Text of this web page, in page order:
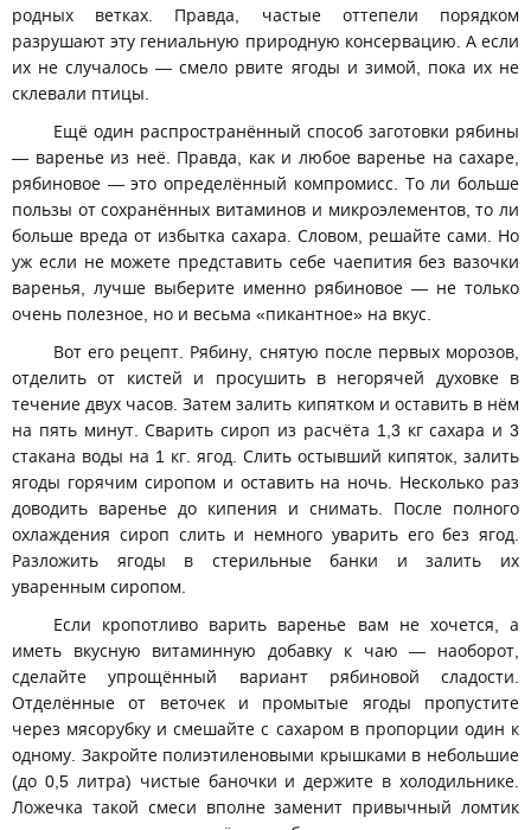
родных ветках. Правда, частые оттепели порядком
разрушают эту гениальную природную консервацию. А если
их не случалось — смело рвите ягоды и зимой, пока их не
склевали птицы.
Ещё один распространённый способ заготовки рябины
— варенье из неё. Правда, как и любое варенье на сахаре,
рябиновое — это определённый компромисс. То ли больше
пользы от сохранённых витаминов и микроэлементов, то ли
больше вреда от избытка сахара. Словом, решайте сами. Но
уж если не можете представить себе чаепития без вазочки
варенья, лучше выберите именно рябиновое — не только
очень полезное, но и весьма «пикантное» на вкус.
Вот его рецепт. Рябину, снятую после первых морозов,
отделить от кистей и просушить в негорячей духовке в
течение двух часов. Затем залить кипятком и оставить в нём
на пять минут. Сварить сироп из расчёта 1,3 кг сахара и 3
стакана воды на 1 кг. ягод. Слить остывший кипяток, залить
ягоды горячим сиропом и оставить на ночь. Несколько раз
доводить варенье до кипения и снимать. После полного
охлаждения сироп слить и немного уварить его без ягод.
Разложить ягоды в стерильные банки и залить их
уваренным сиропом.
Если кропотливо варить варенье вам не хочется, а
иметь вкусную витаминную добавку к чаю — наоборот,
сделайте упрощённый вариант рябиновой сладости.
Отделённые от веточек и промытые ягоды пропустите
через мясорубку и смешайте с сахаром в пропорции один к
одному. Закройте полиэтиленовыми крышками в небольшие
(до 0,5 литра) чистые баночки и держите в холодильнике.
Ложечка такой смеси вполне заменит привычный ломтик